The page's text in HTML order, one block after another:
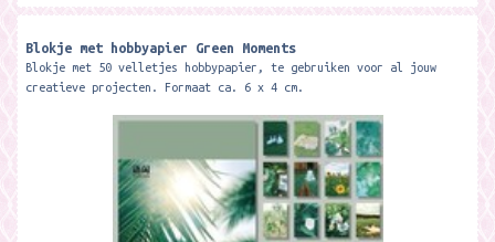
Blokje met hobbyapier Green Moments
Blokje met 50 velletjes hobbypapier, te gebruiken voor al jouw
creatieve projecten. Formaat ca. 6 x 4 cm.